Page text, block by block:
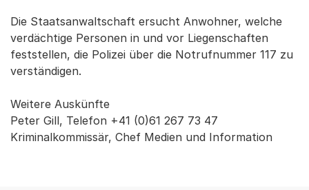
Die Staatsanwaltschaft ersucht Anwohner, welche
verdächtige Personen in und vor Liegenschaften
feststellen, die Polizei über die Notrufnummer 117 zu
verständigen.
Weitere Auskünfte
Peter Gill, Telefon +41 (0)61 267 73 47
Kriminalkommissär, Chef Medien und Information